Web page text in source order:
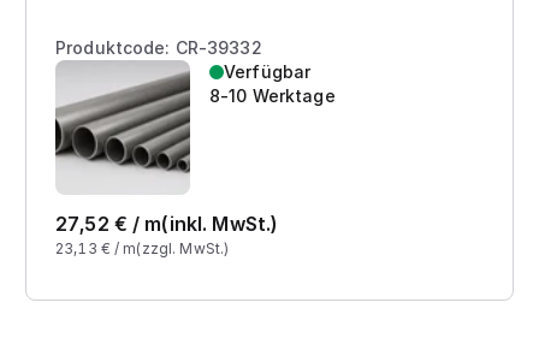
Produktcode: CR-39332
Verfügbar
8-10 Werktage
27,52 € / m(inkl. MwSt.)
23,13 € / m(zzgl. MwSt.)